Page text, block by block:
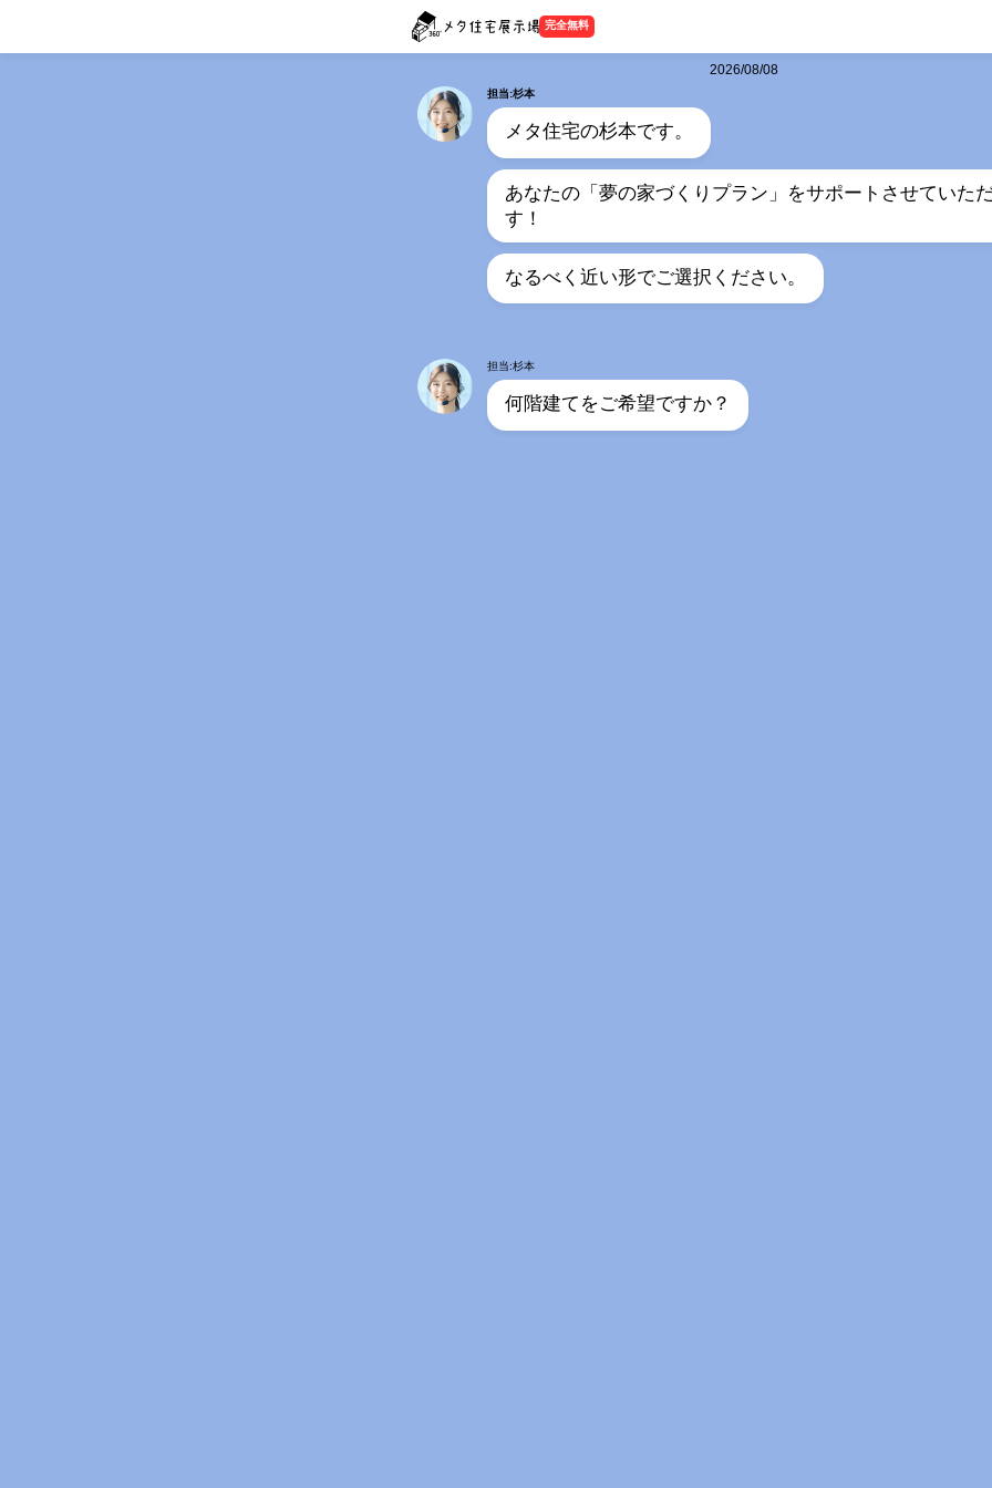
完全無料
2026/08/08
担当:杉本
メタ住宅の杉本です。
あなたの「夢の家づくりプラン」をサポートさせていた
す！
なるべく近い形でご選択ください。
担当:杉本
何階建てをご希望ですか？